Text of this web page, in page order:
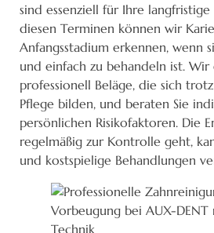
sind essenziell für Ihre
diesen Terminen können wir
Anfangsstadium erkennen, wenn
und einfach zu behandeln ist.
professionell Beläge, die sich
Pflege bilden, und beraten Sie
persönlichen Risikofaktoren. Die
regelmäßig zur Kontrolle geht,
und kostspielige Behandlungen